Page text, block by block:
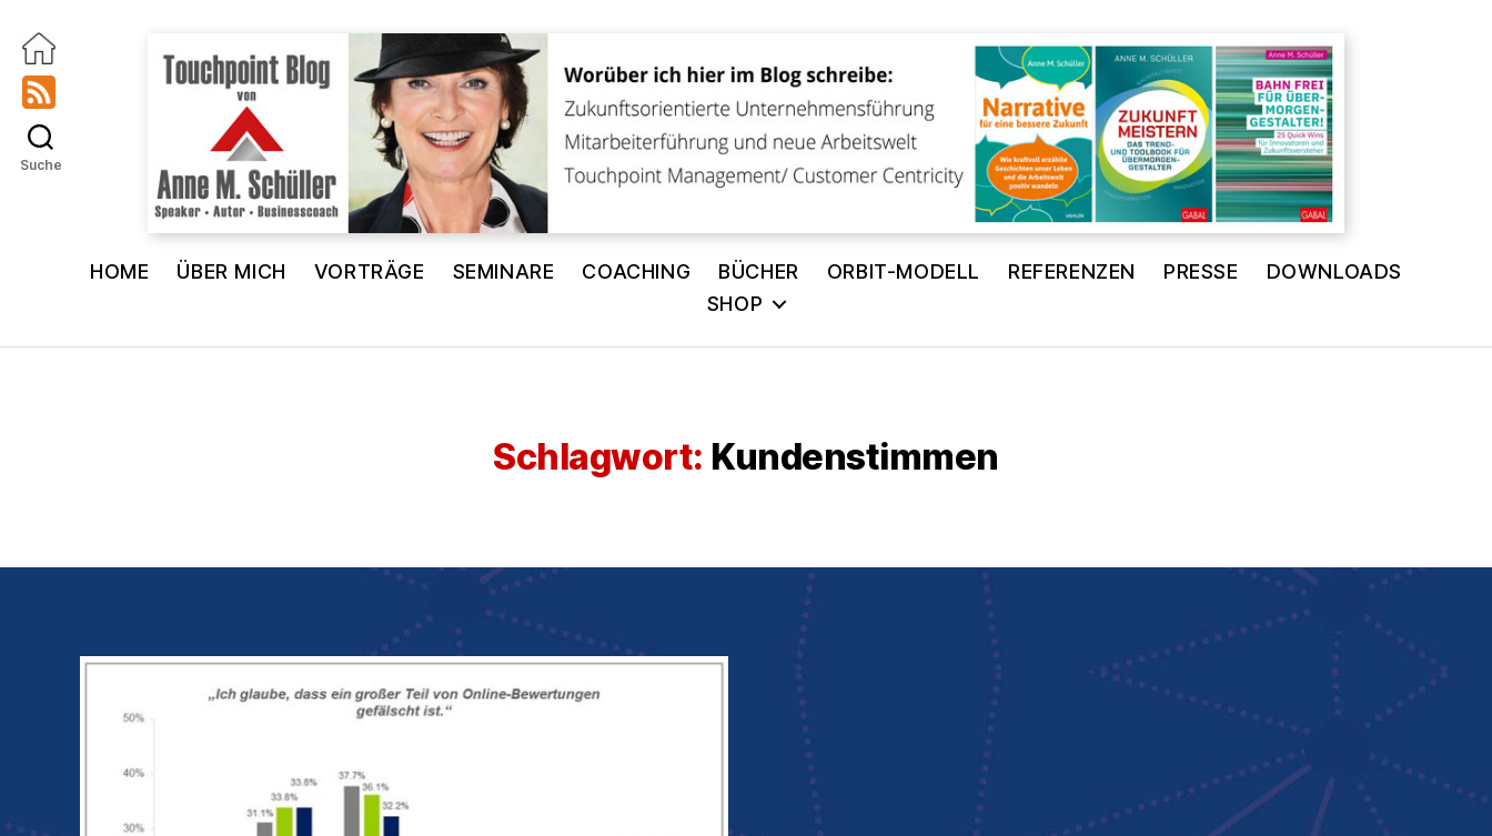
Touchpoint
Blog
HOME ÜBER MICH VORTRÄGE SEMINARE COACHING BÜCHER ORBIT-MODELL REFERENZEN PRESSE
DOWNLOADS
SHOP
Suche
Schlagwort: Kundenstimmen